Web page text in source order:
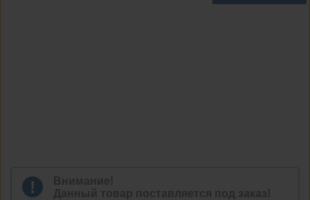
Внимание!
Данный товар поставляется под заказ!